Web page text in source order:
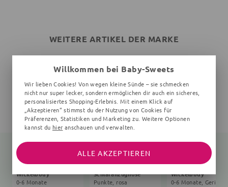
WEITERE ARTIKEL DER MARKE
Wickelbody
0-6 Monate
Schlafanzughose
Punkte, rosa
Wickelbody
Willkommen bei Baby-Sweets
Wir lieben Cookies! Von wegen kleine Sünde – sie schmecken
nicht nur super lecker, sondern ermöglichen dir auch ein sicheres,
personalisiertes Shopping-Erlebnis. Mit einem Klick auf
„Akzeptieren“ stimmst du der Nutzung von Cookies für
Präferenzen, Statistiken und Marketing zu. Weitere Optionen
kannst du hier anschauen und verwalten.
ALLE AKZEPTIEREN